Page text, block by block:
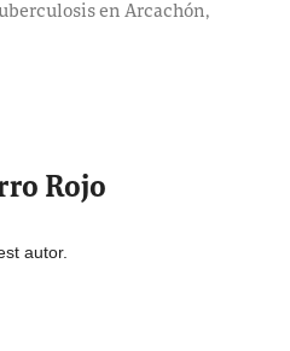
en Arcachón,
Rojo
autor.